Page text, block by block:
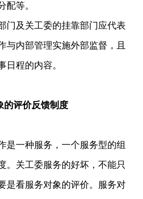
配等。
及关工委的挂靠部门应代表
与内部管理实施外部监督，且
日程的内容。
的评价反馈制度
一种服务，一个服务型的组
。关工委服务的好坏，不能只
是看服务对象的评价。服务对